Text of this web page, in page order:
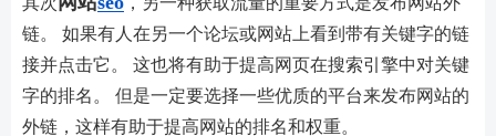
链。 如果有人在另一个论坛或网站上看到带有关键字的链
接并点击它。 这也将有助于提高网页在搜索引擎中对关键
字的排名。 但是一定要选择一些优质的平台来发布网站的
外链，这样有助于提高网站的排名和权重。